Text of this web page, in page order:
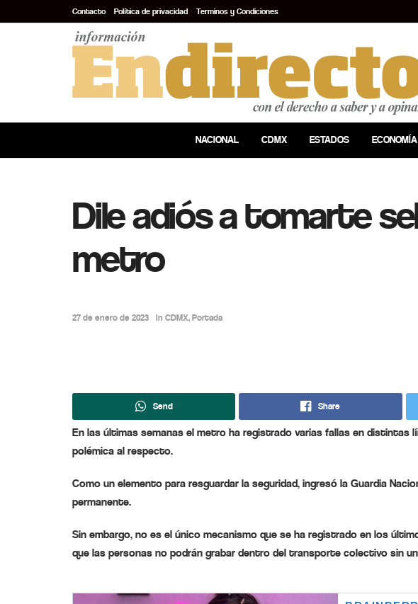
Contacto Política de privacidad Terminos y Condiciones
NACIONAL CDMX ESTADOS ECONOMÍA
Dile adiós a tomarte
metro
27 de enero de 2023 in CDMX, Portada
Send Share
En las últimas semanas el metro ha registrado varias fallas en distintas
polémica al respecto.
Como un elemento para resguardar la seguridad, ingresó la Guardia
permanente.
Sin embargo, no es el único mecanismo que se ha registrado en los
que las personas no podrán grabar dentro del transporte colectivo sin